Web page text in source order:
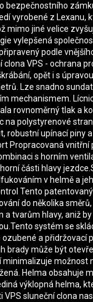
bezpečnostního
vyrobené z Lexanu,
mimo jiné velice
vylepšená
podle
VPS - ochrana
opět i s
Lze snadno
mechanismem.
rovnoměrný tlak a
na polystyrenové
robustní upínací piny
Propracovaná vnitřní
s horním
části hlavy
v helmě a
Tento
do několika
tvarům hlavy, aniž by
systém se
a přidržovací
brady může být
možnost
Helma obsahuje
výklopná helma,
sluneční clona